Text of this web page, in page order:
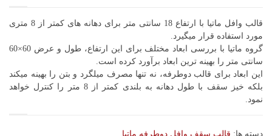
قالب وافل ماتیا با ارتفاع 18 سانتی متر برای دهانه های کمتر از 8 متری
مورد استفاده قرار میگیرد.
گروه ماتیا با بررسی ابعاد مختلف برای این ارتفاع، طول و عرض 60×60
سانتی متر را بهینه ترین ابعاد برآورد کرده است.
این ابعاد برای قالب دوطرفه، نه تنها مصرف میلگرد و بتن را بهینه میکند
بلکه خیز سقف با طول دهانه به بلندی کمتر از 8 متر را کنترل خواهد
نمود.
دسته ها: قالب سقف وافل دوطرفه ماتیا